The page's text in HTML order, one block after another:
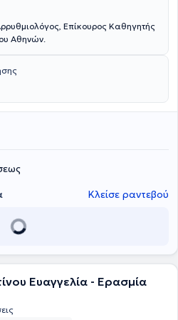
Επίκoυρος Καθηγητής
Αθηνών.
Κλείσε ραντεβού
Ευαγγελία - Ερασμία